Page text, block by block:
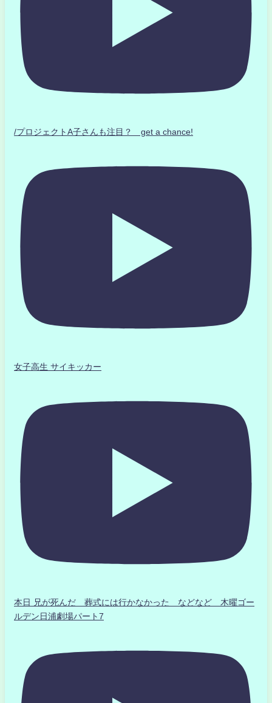
/プロジェクトA子さんも注目？ get a chance!
女子高生 サイキッカー
本日 兄が死んだ 葬式には行かなかった などなど 木曜ゴー
ルデン日浦劇場パート7